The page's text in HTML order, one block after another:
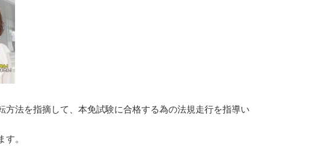
法を指摘して、本免試験に合格する為の法規走行を指導い
。